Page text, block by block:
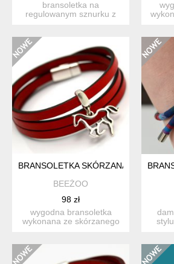
bransoletka na
regulowanym sznurku z
BRANSOLETKA SKÓRZANA
BEEŻOO
98 zł
wygodna bransoletka
wykonana ze skórzanego